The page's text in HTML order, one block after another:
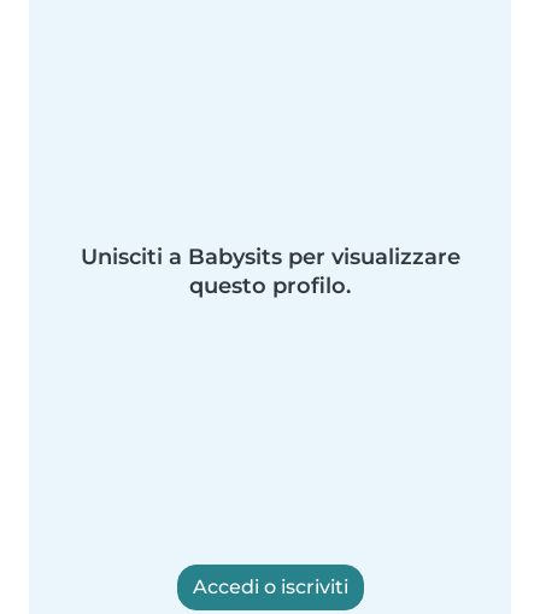
Unisciti a Babysits per visualizzare
questo profilo.
Accedi o iscriviti